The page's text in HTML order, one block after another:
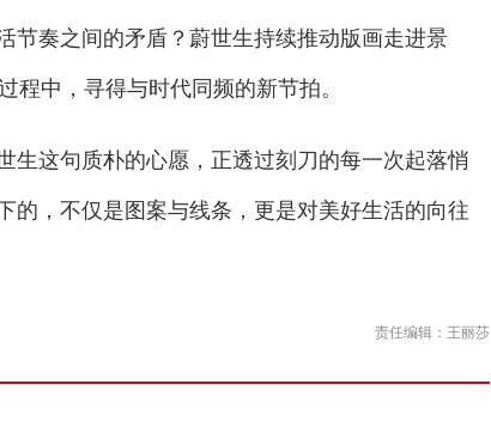
奏之间的矛盾？蔚世生持续推动版画走进景
程中，寻得与时代同频的新节拍。
这句质朴的心愿，正透过刻刀的每一次起落悄
的，不仅是图案与线条，更是对美好生活的向往
责任编辑：王丽莎